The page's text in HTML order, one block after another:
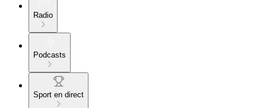
Radio
Podcasts
Sport en direct